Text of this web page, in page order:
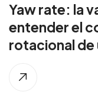
Yaw rate: la
entender el
rotacional de